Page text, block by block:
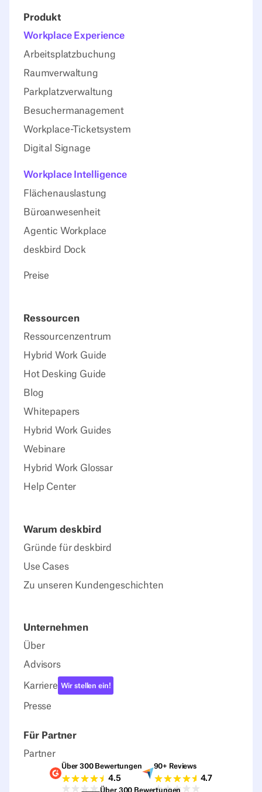
Produkt
Workplace Experience
Arbeitsplatzbuchung
Raumverwaltung
Parkplatzverwaltung
Besuchermanagement
Workplace-Ticketsystem
Digital Signage
Workplace Intelligence
Flächenauslastung
Büroanwesenheit
Agentic Workplace
deskbird Dock
Preise
Ressourcen
Ressourcenzentrum
Hybrid Work Guide
Hot Desking Guide
Blog
Whitepapers
Hybrid Work Guides
Webinare
Hybrid Work Glossar
Help Center
Warum deskbird
Gründe für deskbird
Use Cases
Zu unseren Kundengeschichten
Unternehmen
Über
Advisors
Karriere Wir stellen ein!
Presse
Für Partner
Partner
G2-Bewertungen
Über 300 Bewertungen
4.5
Capterra-
90+ Reviews
4.7
Über 300 Bewertungen